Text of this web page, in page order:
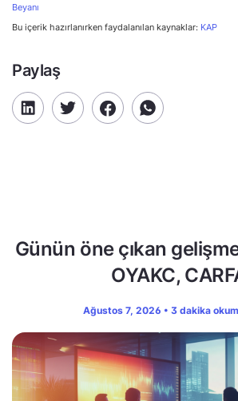
Beyanı
Bu içerik hazırlanırken faydalanılan kaynaklar: KAP
Paylaş
Günün öne çıkan
OYAKC,
Ağustos 7, 2026 • 3 dakika